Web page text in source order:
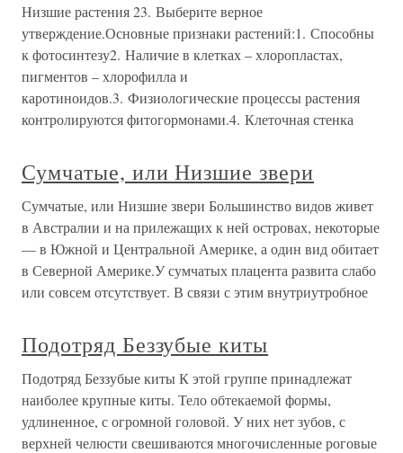
Низшие растения 23. Выберите верное
утверждение.Основные признаки растений:1. Способны
к фотосинтезу2. Наличие в клетках – хлоропластах,
пигментов – хлорофилла и
каротиноидов.3. Физиологические процессы растения
контролируются фитогормонами.4. Клеточная стенка
Сумчатые, или Низшие звери
Сумчатые, или Низшие звери Большинство видов живет
в Австралии и на прилежащих к ней островах, некоторые
— в Южной и Центральной Америке, а один вид обитает
в Северной Америке.У сумчатых плацента развита слабо
или совсем отсутствует. В связи с этим внутриутробное
Подотряд Беззубые киты
Подотряд Беззубые киты К этой группе принадлежат
наиболее крупные киты. Тело обтекаемой формы,
удлиненное, с огромной головой. У них нет зубов, с
верхней челюсти свешиваются многочисленные роговые